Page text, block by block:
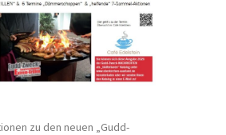
zu den neuen „Gudd-